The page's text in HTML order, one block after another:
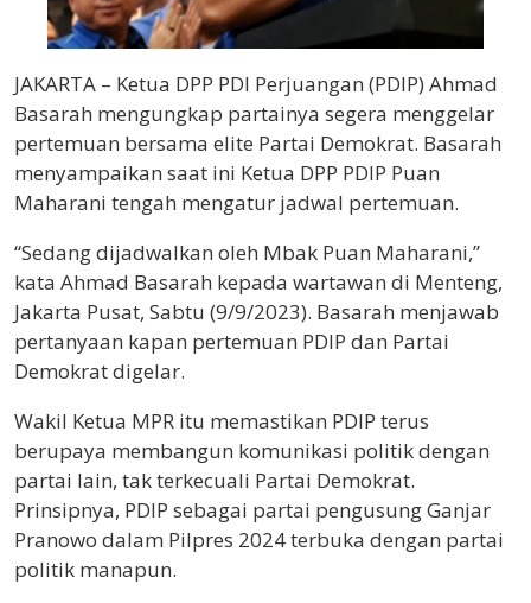
JAKARTA – Ketua DPP PDI Perjuangan (PDIP) Ahmad
Basarah mengungkap partainya segera menggelar
pertemuan bersama elite Partai Demokrat. Basarah
menyampaikan saat ini Ketua DPP PDIP Puan
Maharani tengah mengatur jadwal pertemuan.
“Sedang dijadwalkan oleh Mbak Puan Maharani,”
kata Ahmad Basarah kepada wartawan di Menteng,
Jakarta Pusat, Sabtu (9/9/2023). Basarah menjawab
pertanyaan kapan pertemuan PDIP dan Partai
Demokrat digelar.
Wakil Ketua MPR itu memastikan PDIP terus
berupaya membangun komunikasi politik dengan
partai lain, tak terkecuali Partai Demokrat.
Prinsipnya, PDIP sebagai partai pengusung Ganjar
Pranowo dalam Pilpres 2024 terbuka dengan partai
politik manapun.